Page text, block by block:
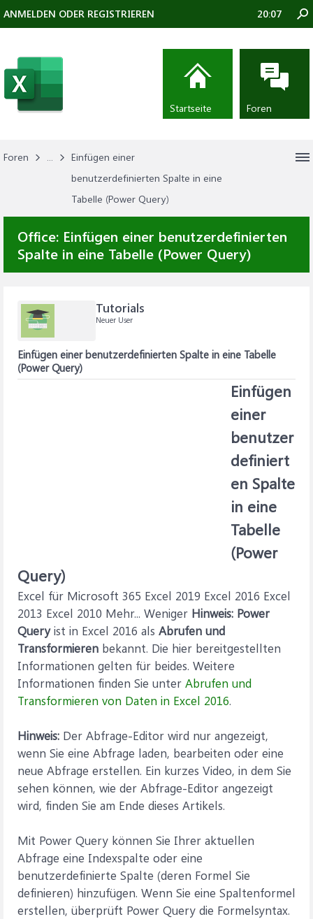
Foren ...
Einfügen einer
benutzerdefinierten Spalte in eine
Tabelle (Power Query)
Office: Einfügen einer benutzerdefinierten
Spalte in eine Tabelle (Power Query)
Tutorials
Neuer User
Einfügen einer benutzerdefinierten Spalte in eine Tabelle
(Power Query)
Einfügen
einer
benutzer
definiert
en Spalte
in eine
Tabelle
(Power
Query)
Excel für Microsoft 365 Excel 2019 Excel 2016 Excel
2013 Excel 2010 Mehr... Weniger Hinweis: Power
Queryist in Excel 2016 als Abrufen und
Transformieren bekannt. Die hier bereitgestellten
Informationen gelten für beides. Weitere
Informationen finden Sie unter Abrufen und
Transformieren von Daten in Excel 2016.
Hinweis: Der Abfrage-Editor wird nur angezeigt,
wenn Sie eine Abfrage laden, bearbeiten oder eine
neue Abfrage erstellen. Ein kurzes Video, in dem Sie
sehen können, wie der Abfrage-Editor angezeigt
wird, finden Sie am Ende dieses Artikels.
Mit Power Query können Sie Ihrer aktuellen
Abfrage eine Indexspalte oder eine
benutzerdefinierte Spalte (deren Formel Sie
definieren) hinzufügen. Wenn Sie eine Spaltenformel
erstellen, überprüft Power Query die Formelsyntax.
ANMELDEN ODER REGISTRIEREN 20:07
Startseite Foren